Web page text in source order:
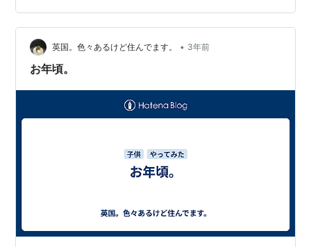
5000円くらいで表紙作ってほしいですとかそんなんでも
大丈夫です。 --- --- --- --- --- --- --- no-sukeの特徴 1.
まるっと…英国。色々あるけど住んでます。 • 3年前
お年頃。